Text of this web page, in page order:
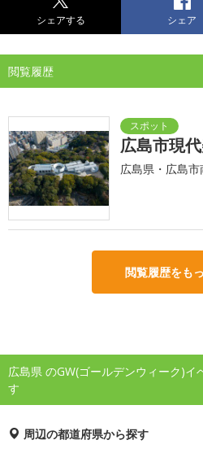
シェアする シェア
閲覧履歴
広島市現
広島県・広島市
閲覧履歴をも
広島県 のGW(ゴールデンウィーク)
す
周辺の都道府県から探す